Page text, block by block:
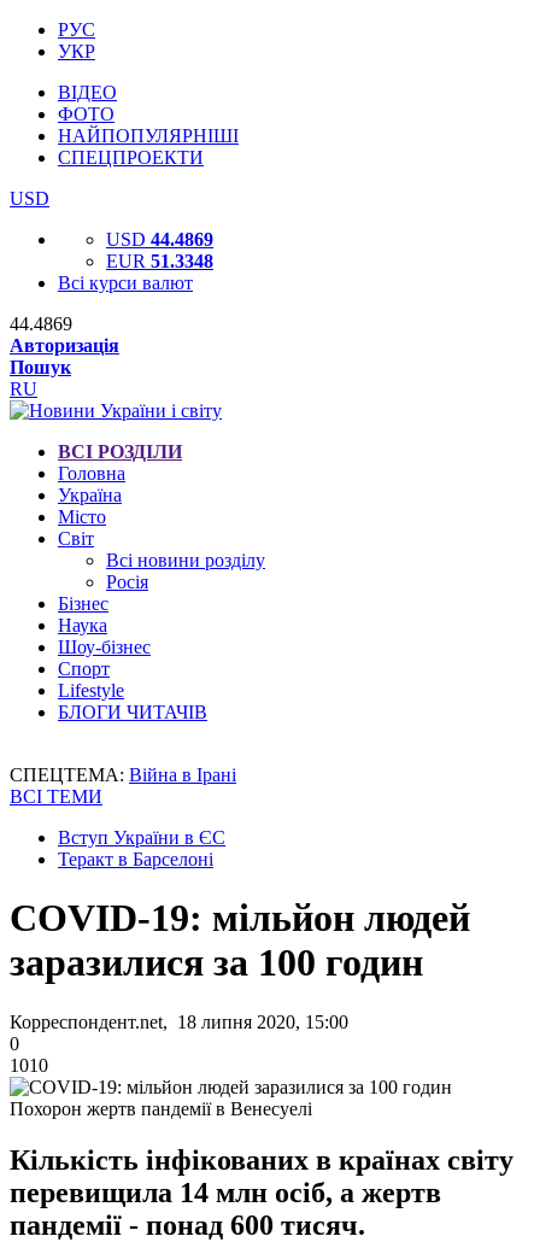
РУС
УКР
ВІДЕО
ФОТО
НАЙПОПУЛЯРНІШІ
СПЕЦПРОЕКТИ
USD
USD 44.4869
EUR 51.3348
Всі курси валют
44.4869
Авторизація
Пошук
RU
ВСІ РОЗДІЛИ
Головна
Україна
Місто
Світ
Всі новини розділу
Росія
Бізнес
Наука
Шоу-бізнес
Спорт
Lifestyle
БЛОГИ ЧИТАЧІВ
СПЕЦТЕМА: Війна в Ірані
ВСІ ТЕМИ
Вступ України в ЄС
Теракт в Барселоні
COVID-19: мільйон людей
заразилися за 100 годин
Корреспондент.net, 18 липня 2020, 15:00
0
1010
Похорон жертв пандемії в Венесуелі
Кількість інфікованих в країнах світу
перевищила 14 млн осіб, а жертв
пандемії - понад 600 тисяч.